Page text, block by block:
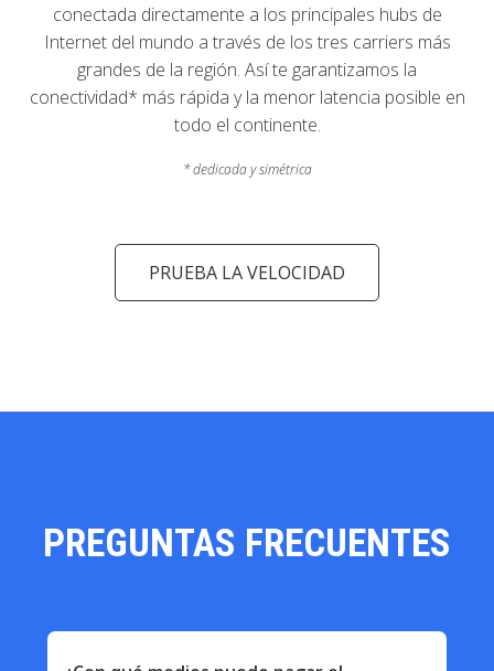
conectada directamente a los principales hubs de
Internet del mundo a través de los tres carriers más
grandes de la región. Así te garantizamos la
conectividad* más rápida y la menor latencia posible en
todo el continente.
* dedicada y simétrica
PRUEBA LA VELOCIDAD
PREGUNTAS FRECUENTES